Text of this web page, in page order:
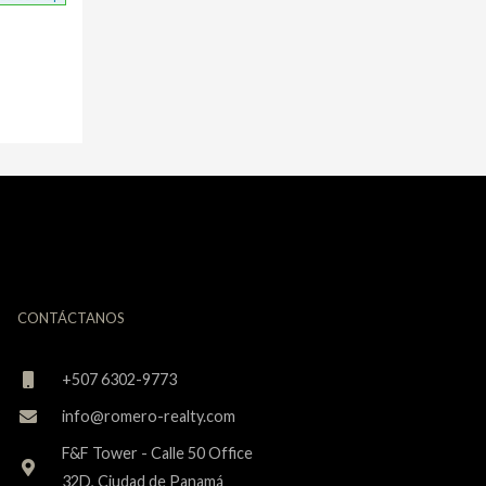
CONTÁCTANOS
+507 6302-9773
info@romero-realty.com
F&F Tower - Calle 50 Office
32D, Ciudad de Panamá